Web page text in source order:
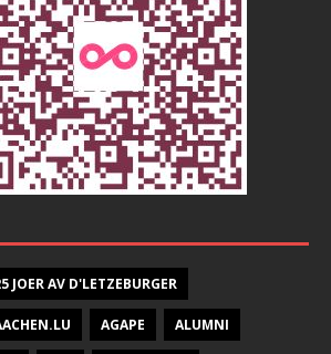
JOER AV D'LETZEBURGER
AGAPE ALUMNI